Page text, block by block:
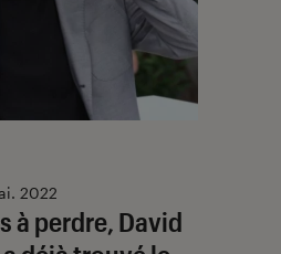
à perdre, David
2022